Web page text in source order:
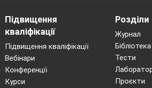
. Прапор, бунчук,
литаври. (
е атрибути
клейноди)
5. Найстаріший
Східної Європи. (Києво-
Підвищення
кваліфікації
Підвищення кваліфікації
Вебінари
Конференції
Курси
Розділи
Журнал
Тести
Проєкти